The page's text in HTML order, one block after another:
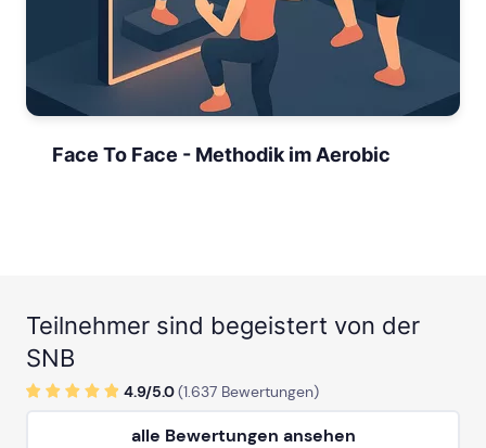
Face To Face - Methodik im Aerobic
Teilnehmer sind begeistert von der
SNB
4.9/5.0(1.637 Bewertungen)
alle Bewertungen ansehen